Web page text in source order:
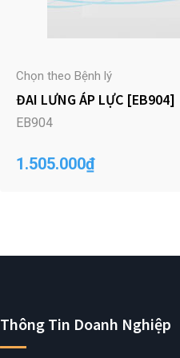
Chọn theo Bệnh lý
ĐAI LƯNG ÁP LỰC [EB904]
EB904
1.505.000₫
Thông Tin Doanh Nghiệp